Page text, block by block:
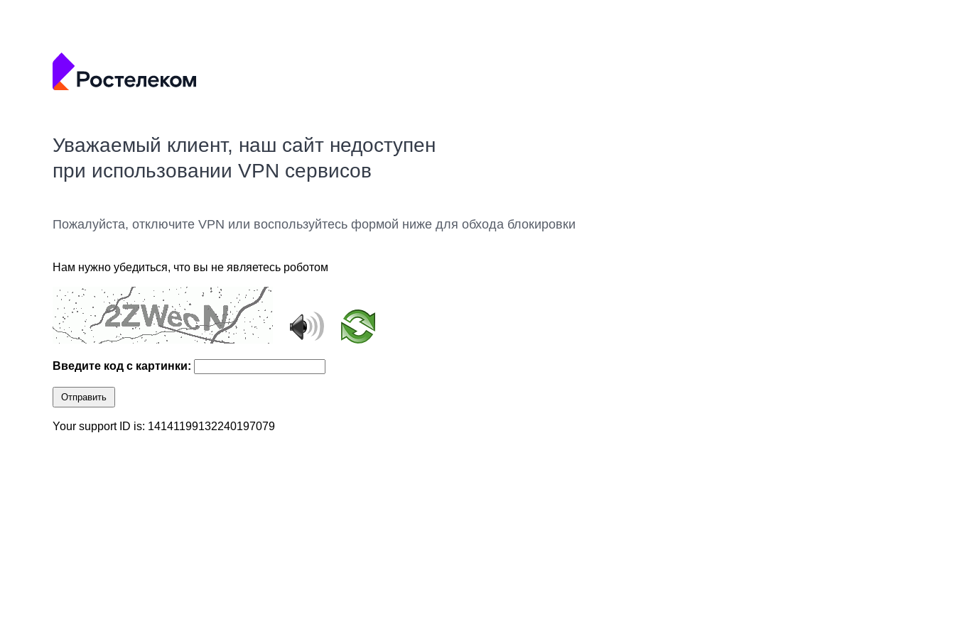
Уважаемый клиент, наш сайт недоступен
при использовании VPN сервисов
Пожалуйста, отключите VPN или воспользуйтесь формой ниже для обхода блокировки
Нам нужно убедиться, что вы не являетесь роботом
Введите код с картинки:
Отправить
Your support ID is: 14141199132240197079